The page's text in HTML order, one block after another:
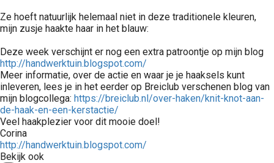
Ze hoeft natuurlijk helemaal niet in deze traditionele kleuren,
mijn zusje haakte haar in het blauw:
Deze week verschijnt er nog een extra patroontje op mijn blog
http://handwerktuin.blogspot.com/
Meer informatie, over de actie en waar je je haaksels kunt
inleveren, lees je in het eerder op Breiclub verschenen blog van
mijn blogcollega: https://breiclub.nl/over-haken/knit-knot-aan-
de-haak-en-een-kerstactie/
Veel haakplezier voor dit mooie doel!
Corina
http://handwerktuin.blogspot.com/
Bekijk ook